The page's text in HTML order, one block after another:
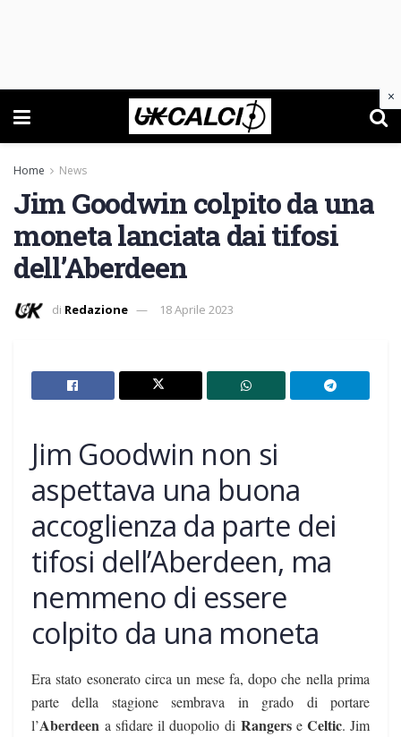
Home News
Jim Goodwin colpito da una
moneta lanciata dai tifosi
dell’Aberdeen
di Redazione 18 Aprile 2023
Jim Goodwin non si
aspettava una buona
accoglienza da parte dei
tifosi dell’Aberdeen, ma
nemmeno di essere
colpito da una moneta
Era stato esonerato circa un mese fa, dopo che nella prima
parte della stagione sembrava in grado di portare
l’Aberdeen a sfidare il duopolio di Rangers e Celtic. Jim
×